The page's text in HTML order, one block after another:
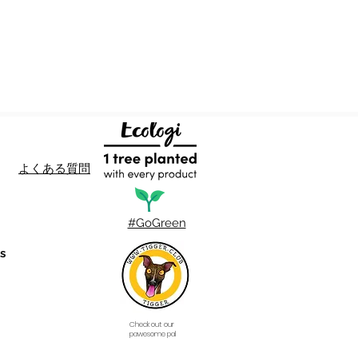
よくある質問
#GoGreen
Check out our
pawesome pal